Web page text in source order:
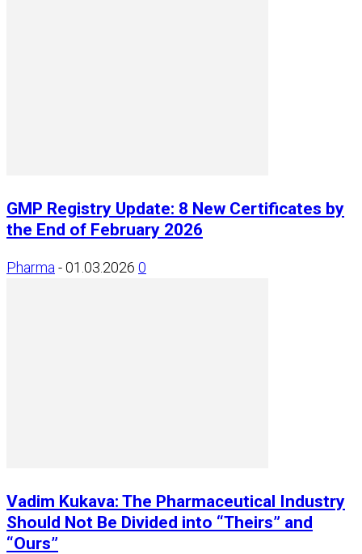
GMP Registry Update: 8 New Certificates by
the End of February 2026
Pharma -01.03.2026 0
Vadim Kukava: The Pharmaceutical Industry
Should Not Be Divided into “Theirs” and
“Ours”